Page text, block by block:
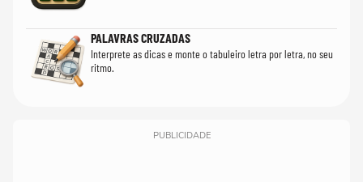
PALAVRAS CRUZADAS
Interprete as dicas e monte o tabuleiro letra por letra, no seu
ritmo.
PUBLICIDADE